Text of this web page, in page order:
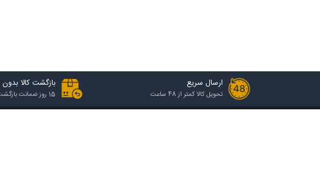
ارسال سریع
تحویل کالا کمتر از 48 ساعت
بازگشت کالا
15 روز ضمانت بازگشت کالا و عودت وجه